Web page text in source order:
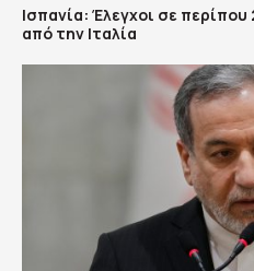
Ισπανία: Έλεγχοι σε
από την Ιταλία